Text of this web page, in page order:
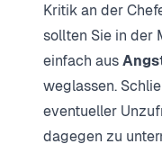
Kritik an der
sollten Sie in der
einfach aus
weglassen.
eventueller
dagegen zu